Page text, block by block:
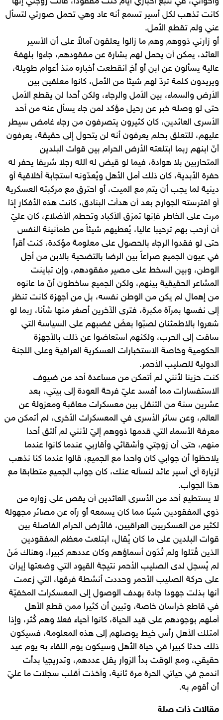
كانت تذهب لكل أسير تسمع أنه عاد وهي تحمل صورتي لتسأل
عني ولم تقطع الأمل.
أو زارني ذووهم وهم ما زالوا يعلقون آمالاً على أن الأسير
العائد، يمكن أن يحمل لهم بشارة عن مفقودهم، جاءوا بلهفة
عالية يسألون عن ابن أو أخ انقطعت أخباره منذ أعوام طويلة،
ويريدون كلمة تردّ لهم شيئا من الأمل، كانوا معلقين بين
الأرض والسماء، بين الأمل والرجاء، ولكن أحدا لن يقطع الأمل
حتى لو وصله خبر عن رحيل مؤكد لمن جاء يسأل عنه من أحد
الأسرى العائدين، كان كثيرون يتصرفون من رجاء غامض سيطر
عليهم، للتعلق بحلم يعرفون أنه لن يتحول إلى حقيقة، يعرفون
أنّ ابنهم ربما ابتلعته الأرض الحرام بين قوات البلدين
المتحاربين بلا هوادة، فيما لو قيض له الله رجلا شريفا يحفر له
حفرة الأبدية، كان ذلك أمل الأهل ويُعدّونه استجابة أخلاقية أو
دينية لما يجب أن يتم مع الميت، أو احترق مع مركبته العسكرية
أو افترسته الجوارح بعد أن هدأت البنادق، كانت هذه الأفكار إذا
مرت على الخاطر فإنها تمزق الأكباد وتحطم الأضلاع، كان عليّ
أن أرحب بهم ترحيبا عاليا، يُعطيهم شيئاً من طمأنينة النفس
حتى لو فقدوا الرجاء بالحصول على معلومة مؤكدة، كنت أقرأ
في عيون الجميع صراعاً بين الرضا بالتضحية بالابن من أجل
الوطن، وبين السخط على مصير مفقودهم، وإن تباينت
المشاعر الحقيقية بينهم، ولكن الجميع ساخطون أنّ ما عانوه
من إهمال لم يكن من الوطن نفسه، بل من أجهزة كانت تنظر
إلى نفسها بمرآة مكبرة، فترى الآخرين أصغر منها شأنا، ربما لو
شعروا بالاطمئنان لصبّوا بعضَ غضبهم على السياسة التي
ساقت إلى الحرب، ولكنهم استعاضوا عن ذلك بالأجهزة
الحكومية وخاصة الاستخبارات العسكرية العراقية وعلى اللجنة
الدولية للصليب الأحمر.
كنت حزينا لأنني لم أتمكن من مساعدة أحد من ضيوف
الاستفسارات مما أفسد عليّ فرحة العودة إلى بيتي، بعد
عشرين سنة من التنقل بين معسكرات معاقبة ومعزولة عن
العالم، وعن سائر الأسرى في المعسكرات الأخرى، لم أتمكن من
معرفة الأسماء التي قدمها ذووهم إليّ لأنني لم ألتق أحدا
منهم، حتى أن زوجتي وأشقائي وأقاربي عندما كانوا عندما
يلاحظوا أن جوابي كان واحدا مع الجميع، قالوا عندما كنا نذهب
لزيارة أي أسير عائد لنسأله عنك، كان جواب الجميع متطابقا مع
هذا الجواب.
لا يستطيع أحد من الأسرى العائدين أن يقص على زواره من
ذوي المفقودين شيئا مما كان يسمعه أو رآه عن مصائر مجهولة
لكثير من العسكريين العراقيين، فالأرض الحرام الفاصلة بين
قوات البلدين على ما كان يُقال، ابتلعت معظم المفقودين
الذين قُتلوا ولم تُدَون أسماؤهم وكان عددهم كبيرا، وهناك مَنْ
لم يُسجل لدى الصليب الأحمر نتيجة القيود التي وضعتها إيران
على حركة الصليب الأحمر وحددت أنشطة فرقها، التي زعمت
أنها بذلت جهودا جادة بهدف الوصول إلى المعسكرات المخفيّة
في قاطع خراسان خاصة، وتبين أن كثيرا ممن قطع الأهل
أملهم بوجودهم على قيد الحياة، كانوا أحياء فعلا وهم كُثر، وإذا
امتلك الأهل رأس خيط يوصلهم إلى هذه المعلومة، فسيكون
ذلك حدثا كبيرا في حياة الأهل وسيكون يوم اللقاء به يوم عيد
حقيقي، ومع الوقت بدأ الزوار يقل عددهم، وتدريجيا بدأت
اندمج في حياتي الحرة مرة ثانية، وأخذت أقلب سجلات ما عليّ
أن أقوم به.
مقالات ذات صلة